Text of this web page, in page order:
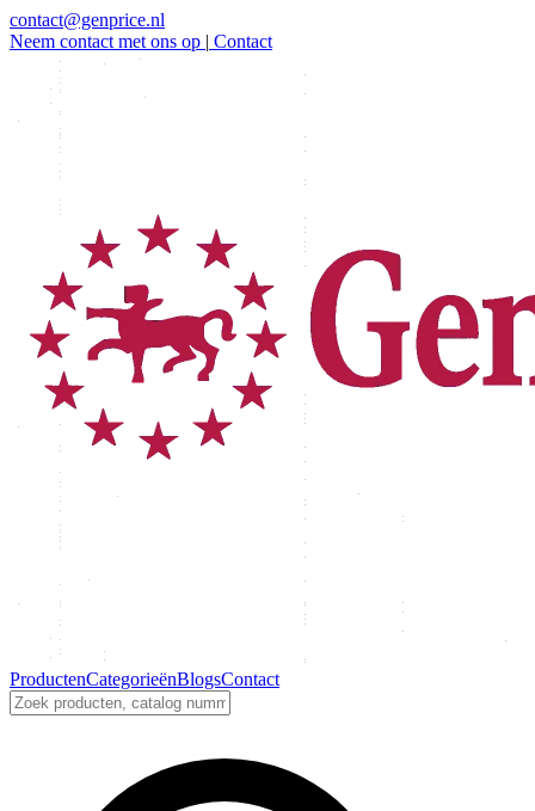
contact@genprice.nl
Neem contact met ons op | Contact
ProductenCategorieënBlogsContact